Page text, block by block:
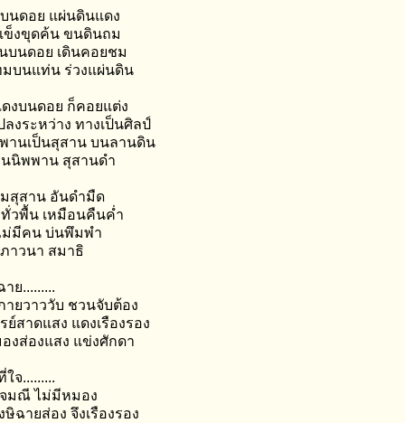
นดอย แผ่นดินแดง
งขุดค้น ขนดินถม
บนดอย เดินคอยชม
บนแท่น ร่วงแผ่นดิน
งบนดอย ก็คอยแต่ง
ลงระหว่าง ทางเป็นศิลป์
านเป็นสุสาน บนลานดิน
นิพพาน สุสานดำ
สุสาน อันดำมืด
วพื้น เหมือนคืนค่ำ
มีคน บ่นพึมพำ
าวนา สมาธิ
ย.........
ายวาววับ ชวนจับต้อง
ย์สาดแสง แดงเรืองรอง
งส่องแสง แข่งศักดา
จ.........
มณี ไม่มีหมอง
ฉายส่อง จึงเรืองรอง